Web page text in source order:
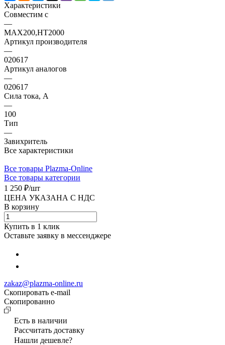
Характеристики
Совместим с
—
MAX200,HT2000
Артикул производителя
—
020617
Артикул аналогов
—
020617
Сила тока, А
—
100
Тип
—
Завихритель
Все характеристики
Все товары Plazma-Online
Все товары категории
1 250 ₽/шт
ЦЕНА УКАЗАНА С НДС
В корзину
Купить в 1 клик
Оставьте заявку в мессенджере
zakaz@plazma-online.ru
Скопировать e-mail
Cкопированно
Есть в наличии
Рассчитать доставку
Нашли дешевле?